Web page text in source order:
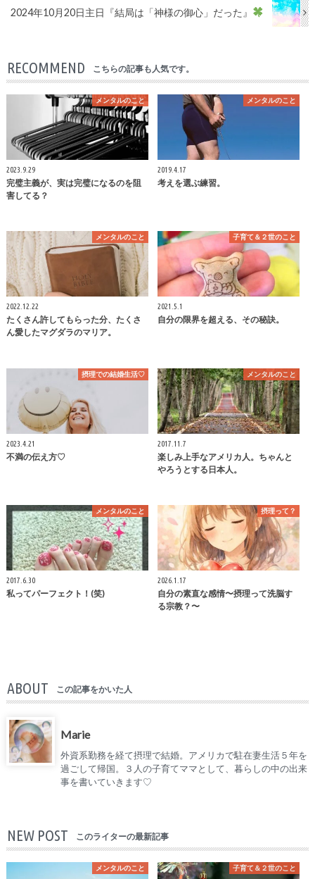
2024年10月20日主日『結局は「神様の御心」だった』
RECOMMEND こちらの記事も人気です。
メンタルのこと
2023.9.29
完璧主義が、実は完璧になるのを阻
害してる？
メンタルのこと
2019.4.17
考えを選ぶ練習。
メンタルのこと
2022.12.22
たくさん許してもらった分、たくさ
ん愛したマグダラのマリア。
子育て＆２世のこと
2021.5.1
自分の限界を超える、その秘訣。
摂理での結婚生活♡
2023.4.21
不満の伝え方♡
メンタルのこと
2017.11.7
楽しみ上手なアメリカ人。ちゃんと
やろうとする日本人。
メンタルのこと
2017.6.30
私ってパーフェクト！(笑)
摂理って？
2026.1.17
自分の素直な感情〜摂理って洗脳す
る宗教？〜
ABOUT この記事をかいた人
Marie
外資系勤務を経て摂理で結婚。アメリカで駐在妻生活５年を
過ごして帰国。３人の子育てママとして、暮らしの中の出来
事を書いていきます♡
NEW POST このライターの最新記事
メンタルのこと 子育て＆２世のこと